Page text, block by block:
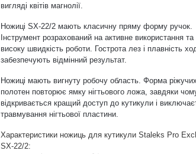
вигляді квітів магнолії.
Ножиці SX-22/2 мають класичну пряму форму ручок.
Інструмент розрахований на активне використання та
високу швидкість роботи. Гострота лез і плавність
забезпечують відмінний результат.
Ножиці мають вигнуту робочу область. Форма ріжучих
полотен повторює ямку нігтьового ложа, завдяки
відкривається кращий доступ до кутикули і
травмування нігтьової пластини.
Характеристики ножиць для кутикули Staleks Pro
SX-22/2: